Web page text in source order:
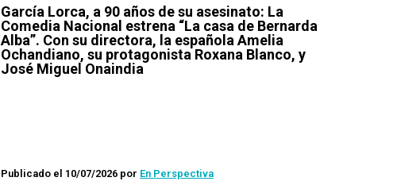
García Lorca, a 90 años de su asesinato: La
Comedia Nacional estrena “La casa de Bernarda
Alba”. Con su directora, la española Amelia
Ochandiano, su protagonista Roxana Blanco, y
José Miguel Onaindia
Publicado el 10/07/2026 por En Perspectiva